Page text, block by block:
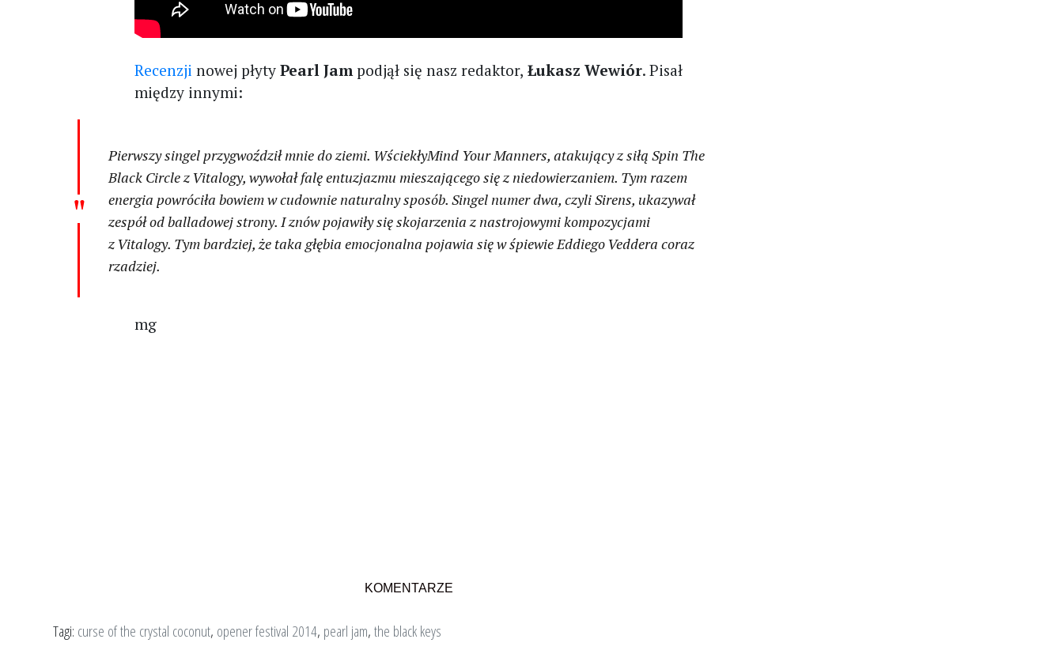
Recenzji nowej płyty Pearl Jampodjął się nasz redaktor, Łukasz Wewiór. Pisał
między innymi:
Pierwszy singel przygwoździł mnie do ziemi. WściekłyMind Your Manners, atakujący z siłąSpin The
Black CirclezVitalogy, wywołał falę entuzjazmu mieszającego się z niedowierzaniem. Tym razem
energia powróciła bowiem w cudownie naturalny sposób. Singel numer dwa, czyliSirens, ukazywał
zespół od balladowej strony. I znów pojawiły się skojarzenia z nastrojowymi kompozycjami
zVitalogy. Tym bardziej, że taka głębia emocjonalna pojawia się w śpiewie Eddiego Veddera coraz
rzadziej.
mg
KOMENTARZE
Tagi: curse of the crystal coconut, opener festival 2014, pearl jam,the black keys